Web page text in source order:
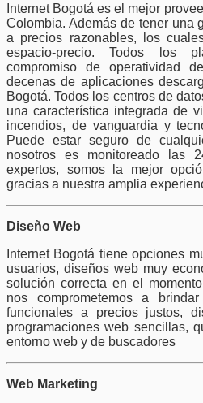
Internet Bogotá es el mejor
Colombia. Además de tener una
a precios razonables, los
espacio-precio. Todos los
compromiso de operatividad
decenas de aplicaciones
Bogotá. Todos los centros de
una característica integrada de
incendios, de vanguardia y
Puede estar seguro de
nosotros es monitoreado las
expertos, somos la mejor
gracias a nuestra amplia
Diseño Web
Internet Bogotá tiene opciones
usuarios, diseños web muy
solución correcta en el
nos comprometemos a
funcionales a precios justos,
programaciones web sencillas,
entorno web y de buscadores
Web Marketing